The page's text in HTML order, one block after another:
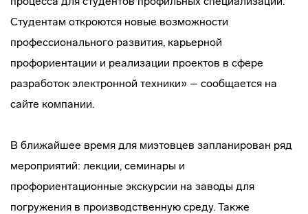
Студентам откроются новые возможности
профессионального развития, карьерной
профориентации и реализации проектов в сфере
разработок электронной техники» – сообщается на
сайте компании.
В ближайшее время для миэтовцев запланирован ряд
мероприятий: лекции, семинары и
профориентационные экскурсии на заводы для
погружения в производственную среду. Также